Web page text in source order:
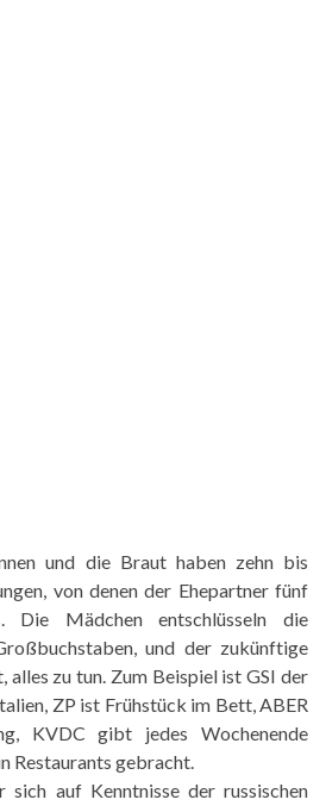
und die Braut haben zehn bis
von denen der Ehepartner fünf
Die Mädchen entschlüsseln die
und der zukünftige
alles zu tun. Zum Beispiel ist GSI der
ZP ist Frühstück im Bett, ABER
KVDC gibt jedes Wochenende
Restaurants gebracht.
sich auf Kenntnisse der russischen